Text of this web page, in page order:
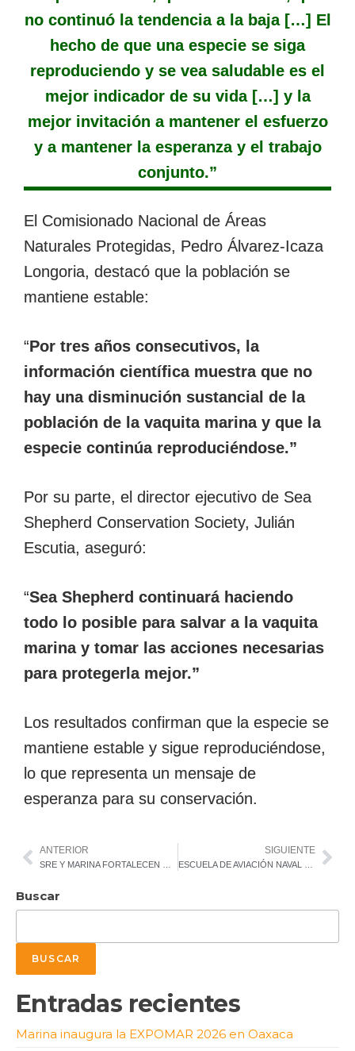
no continuó la tendencia a la baja […] El
hecho de que una especie se siga
reproduciendo y se vea saludable es el
mejor indicador de su vida […] y la
mejor invitación a mantener el esfuerzo
y a mantener la esperanza y el trabajo
conjunto.”
El Comisionado Nacional de Áreas
Naturales Protegidas, Pedro Álvarez-Icaza
Longoria, destacó que la población se
mantiene estable:
“Por tres años consecutivos, la
información científica muestra que no
hay una disminución sustancial de la
población de la vaquita marina y que la
especie continúa reproduciéndose.”
Por su parte, el director ejecutivo de Sea
Shepherd Conservation Society, Julián
Escutia, aseguró:
“Sea Shepherd continuará haciendo
todo lo posible para salvar a la vaquita
marina y tomar las acciones necesarias
para protegerla mejor.”
Los resultados confirman que la especie se
mantiene estable y sigue reproduciéndose,
lo que representa un mensaje de
esperanza para su conservación.
ANTERIOR SIGUIENTE
Buscar
BUSCAR
Entradas recientes
Marina inaugura la EXPOMAR 2026 en Oaxaca